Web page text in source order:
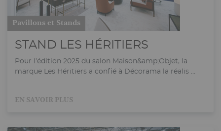
Pavillons et Stands
STAND LES HÉRITIERS
Pour l’édition 2025 du salon Maison&amp;Objet, la
marque Les Héritiers a confié à Décorama la réalis ...
EN SAVOIR PLUS